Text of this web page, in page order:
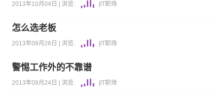
2013年10月04日 | 浏览: IT职场
怎么选老板
2013年09月26日 | 浏览: IT职场
警惕工作外的不靠谱
2013年09月24日 | 浏览: IT职场